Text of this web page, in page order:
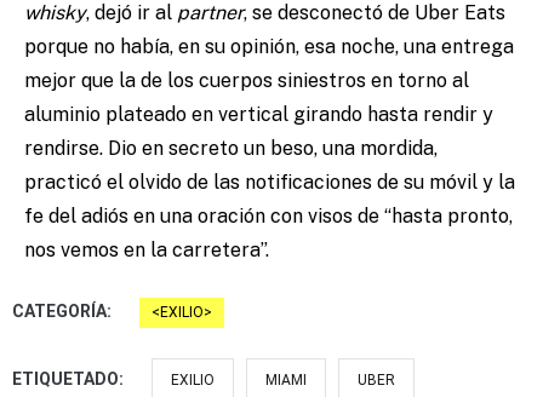
whisky, dejó ir al partner, se desconectó de Uber Eats
porque no había, en su opinión, esa noche, una entrega
mejor que la de los cuerpos siniestros en torno al
aluminio plateado en vertical girando hasta rendir y
rendirse. Dio en secreto un beso, una mordida,
practicó el olvido de las notificaciones de su móvil y la
fe del adiós en una oración con visos de “hasta pronto,
nos vemos en la carretera”.
CATEGORÍA: EXILIO
ETIQUETADO: EXILIO MIAMI UBER